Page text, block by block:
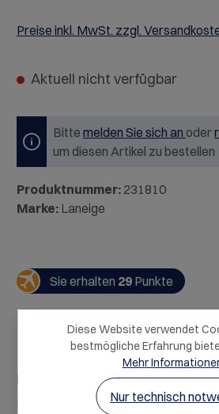
Preise inkl. MwSt. zzgl.
Aktuell nicht verfügbar
Bitte melden Sie sich an oder
um diesen Artikel zu bestellen
Produktnummer: 231810
Marke: Laneige
Sie erhalten 29 Punkte
Beschreibung
Ein Hauch Farbe, intensive Pflege
Diese Website verwendet
bestmögliche Erfahrung
Mehr
Nur technisch